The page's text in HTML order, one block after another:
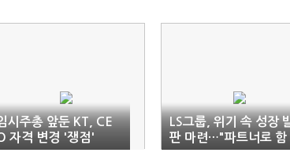
시주총 앞둔 KT, CE
자격 변경 '쟁점'
LS그룹, 위기 속 성장
판 마련…"파트너로 함
께"